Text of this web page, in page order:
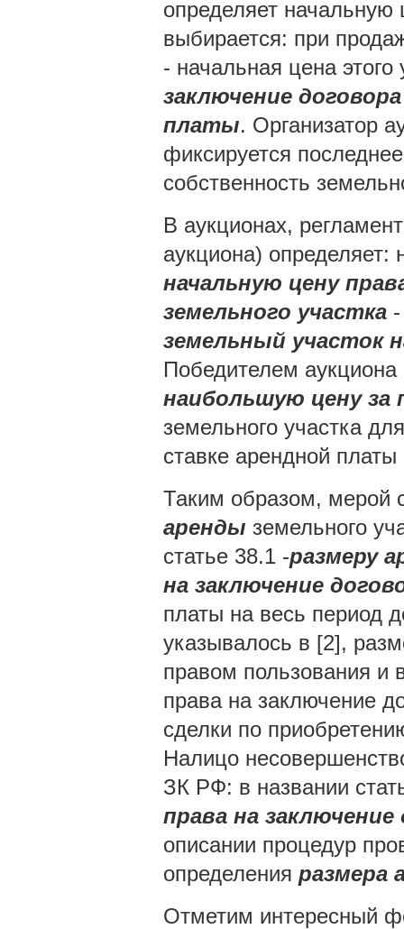
определяет начальную
выбирается: при
- начальная цена этого
заключение
платы. Организатор
фиксируется
собственность
В аукционах,
аукциона) определяет:
начальную цену
земельного участка-
земельный участок
Победителем аукциона
наибольшую цену за
земельного участка
ставке арендной
Таким образом, мерой
аренды земельного
статье 38.1 -размеру
на заключение
платы на весь период
указывалось в [2],
правом пользования и
права на заключение
сделки по
Налицо
ЗК РФ: в названии
права на
описании процедур
определения размера
Отметим интересный